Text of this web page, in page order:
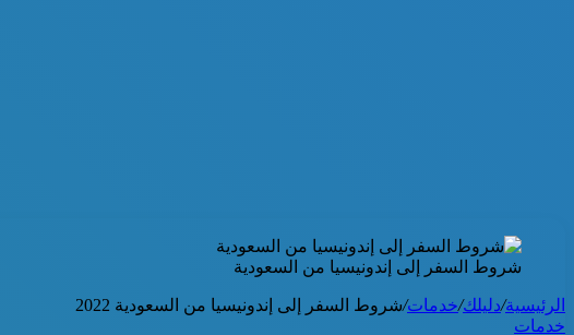
شروط السفر إلى إندونيسيا من السعودية
الرئيسية/دليلك/خدمات/شروط السفر إلى إندونيسيا من السعودية 2022
خدمات